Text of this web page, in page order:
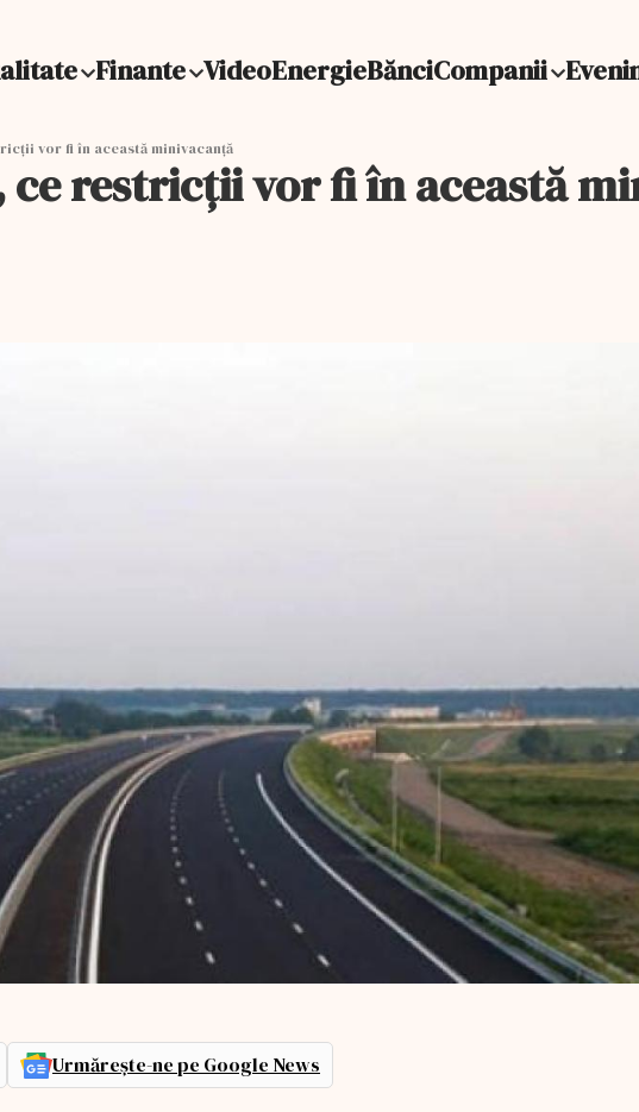
Finante VideoEnergieBănciCompanii
vor fi în această minivacanță
ce restricții vor fi în această
Urmărește-ne pe Google News